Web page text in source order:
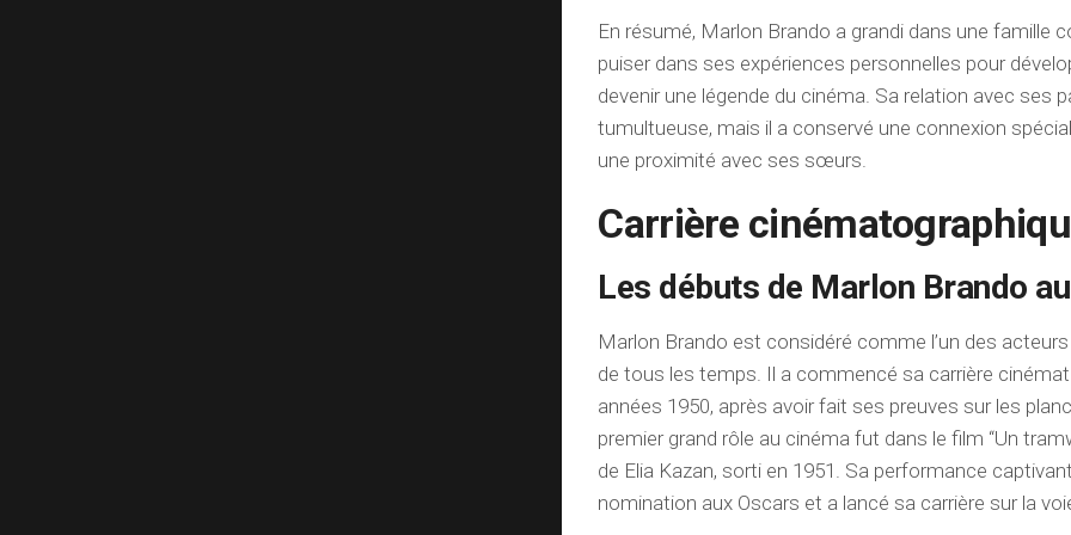
En résumé, Marlon Brando a grandi dans une famille
puiser dans ses expériences personnelles pour
devenir une légende du cinéma. Sa relation avec ses
tumultueuse, mais il a conservé une connexion
une proximité avec ses sœurs.
Carrière
Les débuts de Marlon Brando
Marlon Brando est considéré comme l’un des
de tous les temps. Il a commencé sa carrière
années 1950, après avoir fait ses preuves sur les
premier grand rôle au cinéma fut dans le film “Un
de Elia Kazan, sorti en 1951. Sa performance
nomination aux Oscars et a lancé sa carrière sur la